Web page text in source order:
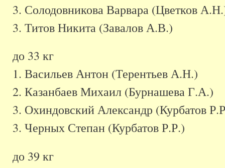
3. Солодовникова Варвара (Цветков
3. Титов Никита (Завалов А.В.)
до 33 кг
1. Васильев Антон (Терентьев А.Н.)
2. Казанбаев Михаил (Бурнашева Г.А.)
3. Охиндовский Александр (Курбатов
3. Черных Степан (Курбатов Р.Р.)
до 39 кг